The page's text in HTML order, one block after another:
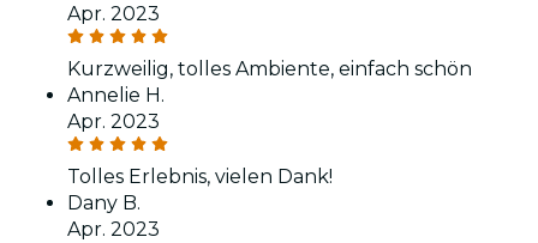
Apr. 2023
Kurzweilig, tolles Ambiente, einfach schön
Annelie H.
Apr. 2023
Tolles Erlebnis, vielen Dank!
Dany B.
Apr. 2023